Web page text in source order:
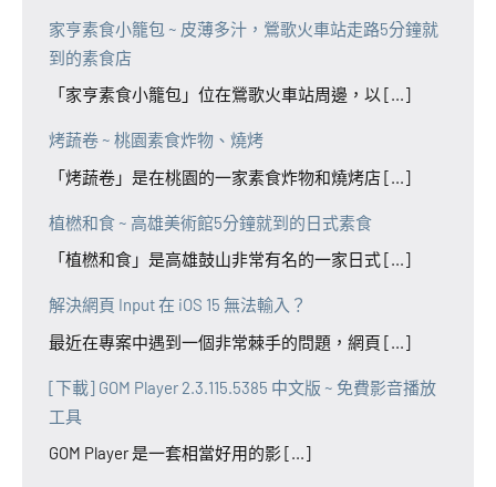
家亨素食小籠包 ~ 皮薄多汁，鶯歌火車站走路5分鐘就
到的素食店
「家亨素食小籠包」位在鶯歌火車站周邊，以 [...]
烤蔬卷 ~ 桃園素食炸物、燒烤
「烤蔬卷」是在桃園的一家素食炸物和燒烤店 [...]
植橪和食 ~ 高雄美術館5分鐘就到的日式素食
「植橪和食」是高雄鼓山非常有名的一家日式 [...]
解決網頁 Input 在 iOS 15 無法輸入？
最近在專案中遇到一個非常棘手的問題，網頁 [...]
[下載] GOM Player 2.3.115.5385 中文版 ~ 免費影音播放
工具
GOM Player 是一套相當好用的影 [...]